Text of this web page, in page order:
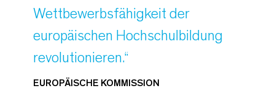
Wettbewerbsfähigkeit der
europäischen Hochschulbildung
revolutionieren.“
EUROPÄISCHE KOMMISSION